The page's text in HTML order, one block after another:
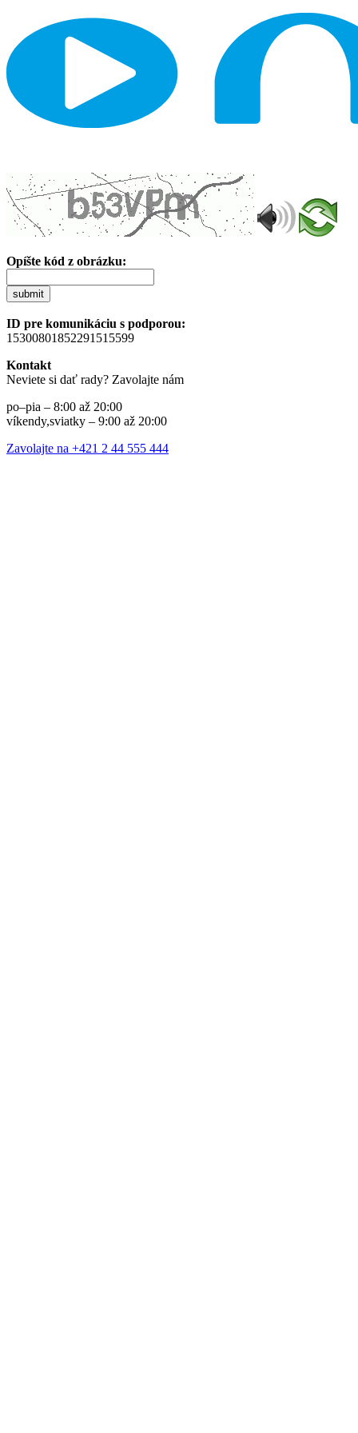
Opíšte kód z obrázku:
submit
ID pre komunikáciu s podporou:
15300801852291515599
Kontakt
Neviete si dať rady? Zavolajte nám
po–pia – 8:00 až 20:00
víkendy,sviatky – 9:00 až 20:00
Zavolajte na +421 2 44 555 444